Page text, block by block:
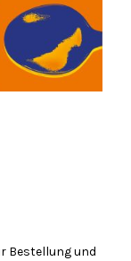
Bestellung und